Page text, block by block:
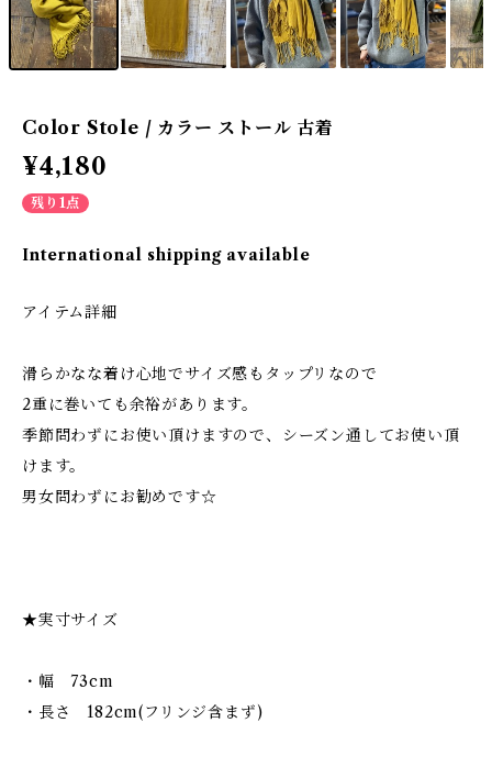
Color Stole / カラー ストール 古着
¥4,180
残り1点
International shipping available
アイテム詳細
滑らかなな着け心地でサイズ感もタップリなので
2重に巻いても余裕があります。
季節問わずにお使い頂けますので、シーズン通してお使い頂
けます。
男女問わずにお勧めです☆
★実寸サイズ
・幅 73cm
・長さ 182cm(フリンジ含まず)